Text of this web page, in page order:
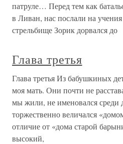
патруле… Перед тем как
в Ливан, нас послали на
стрельбище Зорик дорвался до
Глава третья
Глава третья Из бабушкиных
моя мать. Они почти не
мы жили, не именовался среди
торжественно величался
отличие от «дома старой
высокий,